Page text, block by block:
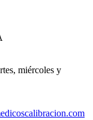
miércoles y